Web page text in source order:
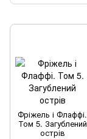
Фріжель і Флаффі.
Том 5. Загублений
острів